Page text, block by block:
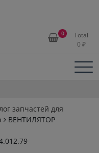
0
Total
0 ₽
запчастей для
ВЕНТИЛЯТОР